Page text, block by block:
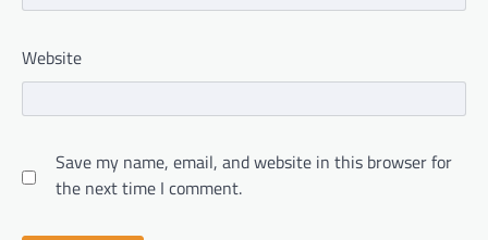
Website
Save my name, email, and website in this browser for
the next time I comment.